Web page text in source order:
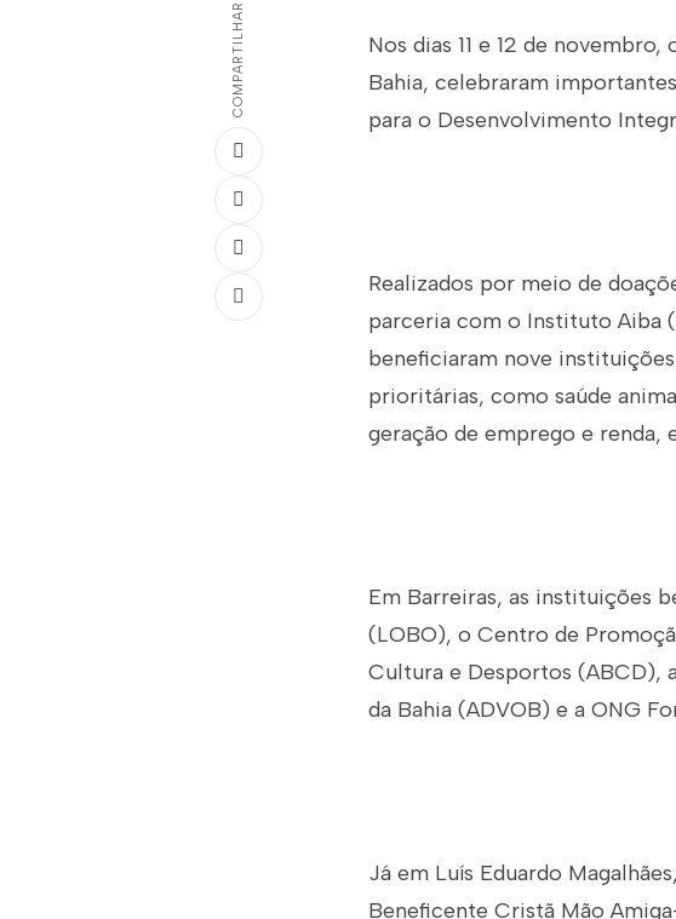
COMPARTILHAR
Nos dias 11 e 12 de
Bahia, celebraram
para o Desenvolvimento
Realizados por meio de
parceria com o Instituto Aiba
beneficiaram nove
prioritárias, como saúde
geração de emprego e
Em Barreiras, as instituições
(LOBO), o Centro de
Cultura e Desportos (ABCD),
da Bahia (ADVOB) e a ONG
Já em Luís Eduardo
Beneficente Cristã Mão